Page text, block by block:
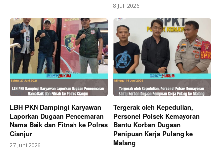
8 Juli 2026
LBH PKN Dampingi Karyawan
Laporkan Dugaan Pencemaran
Nama Baik dan Fitnah ke Polres
Cianjur
27 Juni 2026
Tergerak oleh Kepedulian,
Personel Polsek Kemayoran
Bantu Korban Dugaan
Penipuan Kerja Pulang ke
Malang